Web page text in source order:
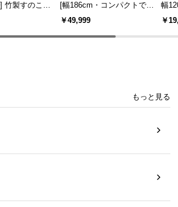
竹製すのこベ
[幅186cm・コンパクトでも
広々] 3人掛けソファベッド
ーム 北欧
￥49,999
幅
ッ
￥
もっと見る